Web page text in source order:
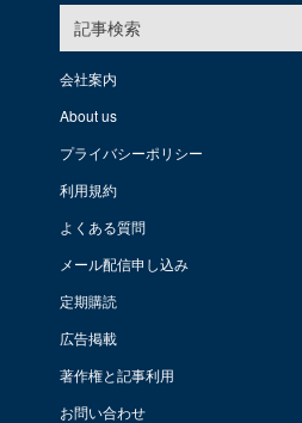
記事検索
会社案内
About us
プライバシーポリシー
利用規約
よくある質問
メール配信申し込み
定期購読
広告掲載
著作権と記事利用
お問い合わせ